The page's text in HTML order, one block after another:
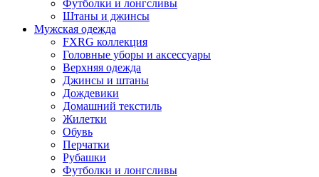
Футболки и лонгсливы
Штаны и джинсы
Мужская одежда
FXRG коллекция
Головные уборы и аксессуары
Верхняя одежда
Джинсы и штаны
Дождевики
Домашний текстиль
Жилетки
Обувь
Перчатки
Рубашки
Футболки и лонгсливы